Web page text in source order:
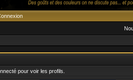
pour voir les profils.